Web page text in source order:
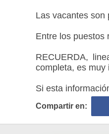
Las vacantes son
Entre los puestos
RECUERDA,
completa, es muy
Si esta
Compartir en: